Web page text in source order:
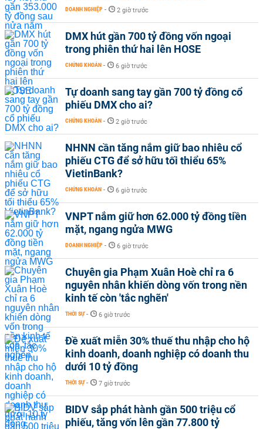
DOANH NGHIỆP - 2 giờ trước
DMX hút gần 700 tỷ đồng vốn ngoại
trong phiên thứ hai lên HOSE
CHỨNG KHOÁN - 6 giờ trước
Tự doanh sang tay gần 700 tỷ đồng cổ
phiếu DMX cho ai?
CHỨNG KHOÁN - 2 giờ trước
NHNN cần tăng nắm giữ bao nhiêu cổ
phiếu CTG để sở hữu tối thiểu 65%
VietinBank?
CHỨNG KHOÁN - 6 giờ trước
VNPT nắm giữ hơn 62.000 tỷ đồng tiền
mặt, ngang ngửa MWG
DOANH NGHIỆP - 6 giờ trước
Chuyên gia Phạm Xuân Hoè chỉ ra 6
nguyên nhân khiến dòng vốn trong nền
kinh tế còn 'tắc nghẽn'
THỜI SỰ - 6 giờ trước
Đề xuất miễn 30% thuế thu nhập cho hộ
kinh doanh, doanh nghiệp có doanh thu
dưới 10 tỷ đồng
THỜI SỰ - 7 giờ trước
BIDV sắp phát hành gần 500 triệu cổ
phiếu, tăng vốn lên gần 77.800 tỷ